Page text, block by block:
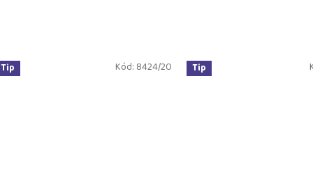
Tip Kód: 8424/20 Tip